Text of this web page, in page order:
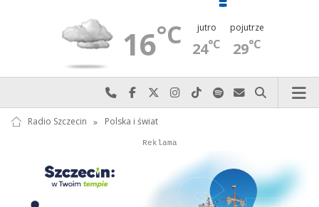
16°C jutro
24°C
pojutrze
29°C
Najlepiej po prostu do nas zadzwoń
Odwiedź nas na Facebook-u
Odwiedź nas na X
Odwiedź nas na Instagram-ie
Odwiedź nas na TikTok-u
Szukaj nas na Spotify
Wyślij do nas
Szukaj
Radio Szczecin » Polska i świat
Autopromocja
Reklama
Autopromocja